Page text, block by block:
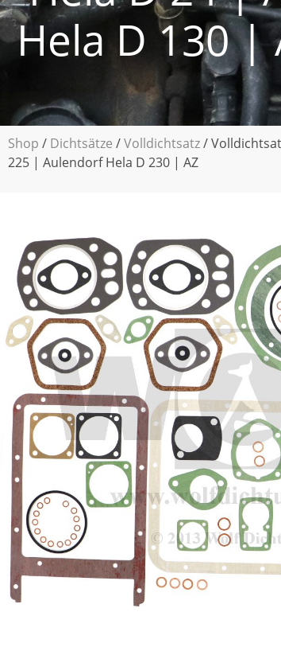
Hela D 130
Shop / Dichtsätze /Volldichtsatz/
225 | Aulendorf Hela D 230 | AZ